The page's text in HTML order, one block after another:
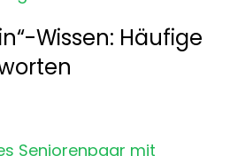
Wissen: Häufige